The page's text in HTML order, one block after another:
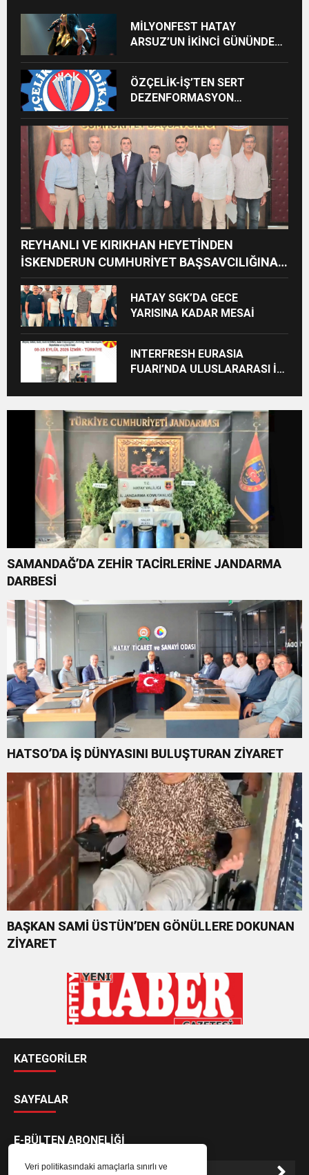
Veri politikasındaki amaçlarla sınırlı ve
MİLYONFEST HATAY
ARSUZ’UN İKİNCİ GÜNÜNDE
ÖZÇELİK-İŞ’TEN SERT
DEZENFORMASYON
CEZAİ SÜREÇ BAŞLATILDI”
REYHANLI VE KIRIKHAN HEYETİNDEN
İSKENDERUN CUMHURİYET BAŞSAVCILIĞINA
ZİYARET
HATAY SGK’DA GECE
YARISINA KADAR MESAİ
INTERFRESH EURASIA
FUARI’NDA ULUSLARARASI İŞ
BAŞLADI
SAMANDAĞ’DA ZEHİR TACİRLERİNE JANDARMA
DARBESİ
HATSO’DA İŞ DÜNYASINI BULUŞTURAN ZİYARET
BAŞKAN SAMİ ÜSTÜN’DEN GÖNÜLLERE DOKUNAN
ZİYARET
KATEGORİLER
SAYFALAR
E-BÜLTEN ABONELİĞİ